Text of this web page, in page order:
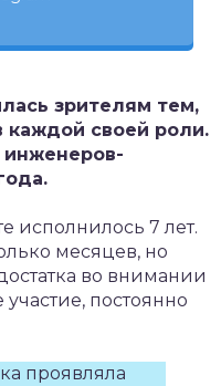
зрителям тем,
каждой своей роли.
исполнилось 7 лет.
месяцев, но
во внимании
постоянно
проявляла